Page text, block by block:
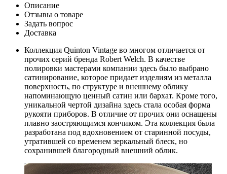
Описание
Отзывы о товаре
Задать вопрос
Доставка
Коллекция Quinton Vintage во многом отличается от
прочих серий бренда Robert Welch. В качестве
полировки мастерами компании здесь было выбрано
сатинирование, которое придает изделиям из металла
поверхность, по структуре и внешнему облику
напоминающую ценный сатин или бархат. Кроме того,
уникальной чертой дизайна здесь стала особая форма
рукояти приборов. В отличие от прочих они оснащены
плавно заостряющимся кончиком. Эта коллекция была
разработана под вдохновением от старинной посуды,
утратившей со временем зеркальный блеск, но
сохранившей благородный внешний облик.